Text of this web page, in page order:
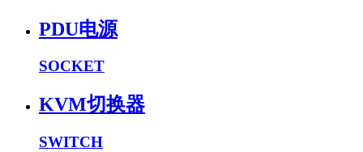
PDU电源
SOCKET
KVM切换器
SWITCH